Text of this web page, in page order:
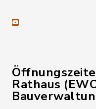
youtube
Rathaus